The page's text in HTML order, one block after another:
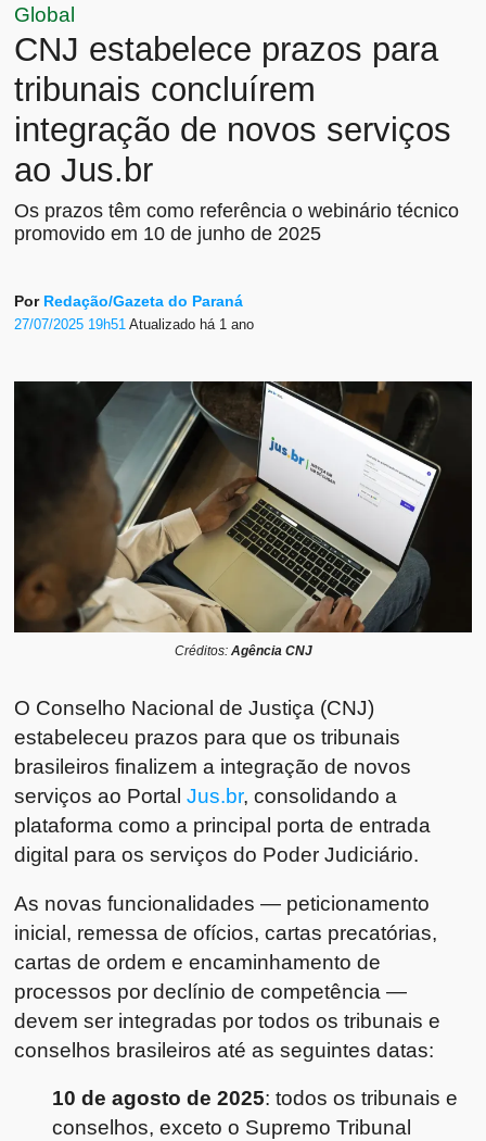
Global
CNJ estabelece prazos para
tribunais concluírem
integração de novos serviços
ao Jus.br
Os prazos têm como referência o webinário técnico
promovido em 10 de junho de 2025
Por Redação/Gazeta do Paraná
27/07/2025 19h51Atualizado há 1 ano
Créditos: Agência CNJ
O Conselho Nacional de Justiça (CNJ)
estabeleceu prazos para que os tribunais
brasileiros finalizem a integração de novos
serviços ao PortalJus.br, consolidando a
plataforma como a principal porta de entrada
digital para os serviços do Poder Judiciário.
As novas funcionalidades — peticionamento
inicial, remessa de ofícios, cartas precatórias,
cartas de ordem e encaminhamento de
processos por declínio de competência —
devem ser integradas por todos os tribunais e
conselhos brasileiros até as seguintes datas:
10 de agosto de 2025: todos os tribunais e
conselhos, exceto o Supremo Tribunal